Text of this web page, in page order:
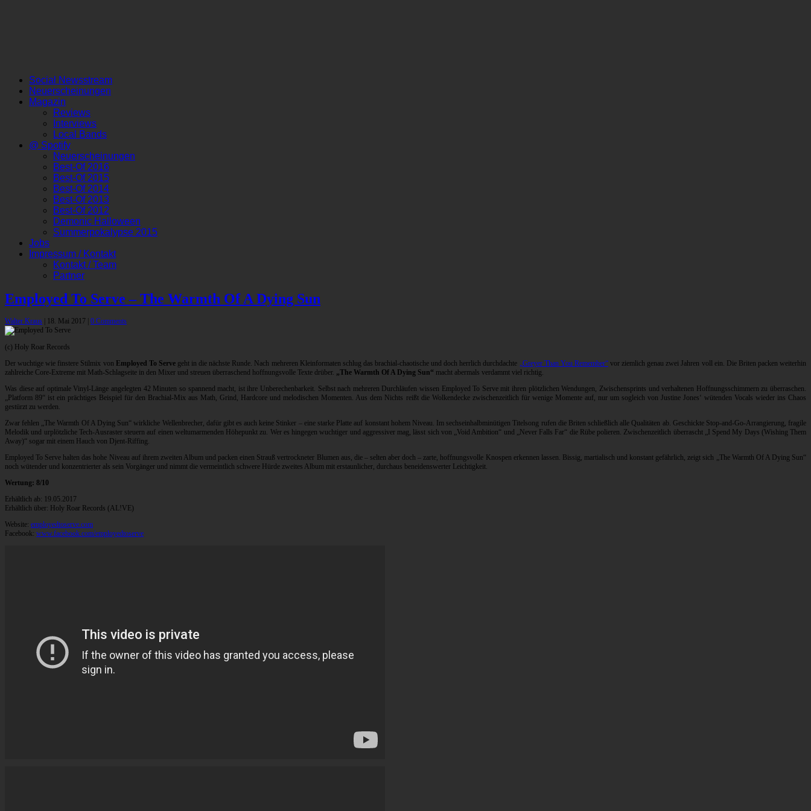
Social Newsstream
Neuerscheinungen
Magazin
Reviews
Interviews
Local Bands
@ Spotify
Neuerscheinungen
Best-Of 2016
Best-Of 2015
Best-Of 2014
Best-Of 2013
Best-Of 2012
Demonic Halloween
Summerpokalypse 2015
Jobs
Impressum / Kontakt
Kontakt / Team
Partner
Employed To Serve – The Warmth Of A Dying Sun
Walter Kraus 18. Mai 2017 0 Comments
(c) Holy Roar Records
Der wuchtige wie finstere Stilmix von Employed To Servegeht in die nächste Runde. Nach mehreren Kleinformaten schlug das brachial-chaotische und doch herrlich durchdachte „Greyer Than You Remember“vor ziemlich genau zwei Jahren voll ein. Die Briten packen weiterhin
zahlreiche Core-Extreme mit Math-Schlagseite in den Mixer und streuen überraschend hoffnungsvolle Texte drüber. „The Warmth Of A Dying Sun“ macht abermals verdammt viel richtig.
Was diese auf optimale Vinyl-Länge angelegten 42 Minuten so spannend macht, ist ihre Unberechenbarkeit. Selbst nach mehreren Durchläufen wissen Employed To Serve mit ihren plötzlichen Wendungen, Zwischensprints und verhaltenen Hoffnungsschimmern zu überraschen.
„Platform 89“ ist ein prächtiges Beispiel für den Brachial-Mix aus Math, Grind, Hardcore und melodischen Momenten. Aus dem Nichts reißt die Wolkendecke zwischenzeitlich für wenige Momente auf, nur um sogleich von Justine Jones‘ wütenden Vocals wieder ins Chaos
gestürzt zu werden.
Zwar fehlen „The Warmth Of A Dying Sun“ wirkliche Wellenbrecher, dafür gibt es auch keine Stinker – eine starke Platte auf konstant hohem Niveau. Im sechseinhalbminütigen Titelsong rufen die Briten schließlich alle Qualitäten ab. Geschickte Stop-and-Go-Arrangierung, fragile
Melodik und urplötzliche Tech-Ausraster steuern auf einen weltumarmenden Höhepunkt zu. Wer es hingegen wuchtiger und aggressiver mag, lässt sich von „Void Ambition“ und „Never Falls Far“ die Rübe polieren. Zwischenzeitlich überrascht „I Spend My Days (Wishing Them
Away)“ sogar mit einem Hauch von Djent-Riffing.
Employed To Serve halten das hohe Niveau auf ihrem zweiten Album und packen einen Strauß vertrockneter Blumen aus, die – selten aber doch – zarte, hoffnungsvolle Knospen erkennen lassen. Bissig, martialisch und konstant gefährlich, zeigt sich „The Warmth Of A Dying Sun“
noch wütender und konzentrierter als sein Vorgänger und nimmt die vermeintlich schwere Hürde zweites Album mit erstaunlicher, durchaus beneidenswerter Leichtigkeit.
Wertung: 8/10
Erhältlich ab: 19.05.2017
Erhältlich über: Holy Roar Records (AL!VE)
Website: employedtoserve.com
Facebook: www.facebook.com/employedtoserve